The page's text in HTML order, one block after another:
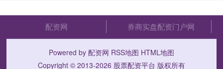
配资网 券商实盘配资门户网
Powered by 配资网 RSS地图 HTML地图
Copyright © 2013-2026 股票配资平台 版权所有